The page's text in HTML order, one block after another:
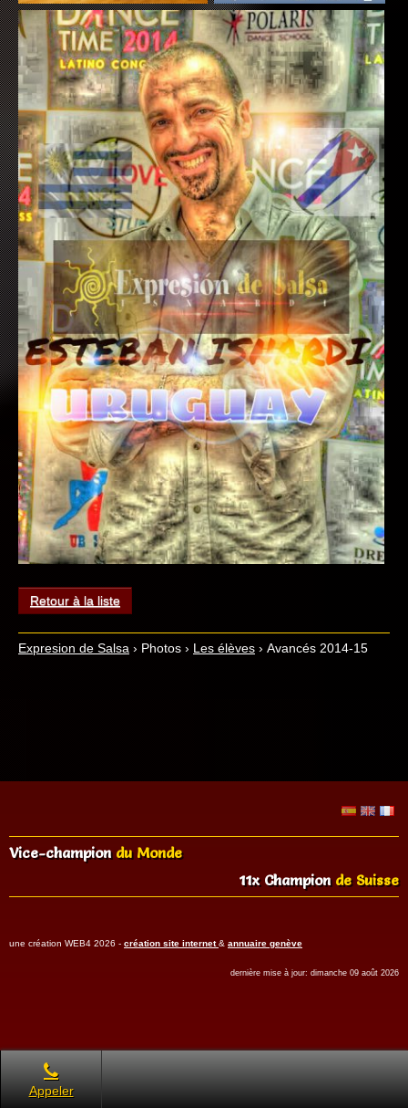
Retour à la liste
Expresion de Salsa › Photos › Les élèves › Avancés 2014-15
Vice-champion du Monde
11x Champion de Suisse
Appeler
une création WEB4 2026 - création site internet & annuaire genève
dernière mise à jour: dimanche 09 août 2026